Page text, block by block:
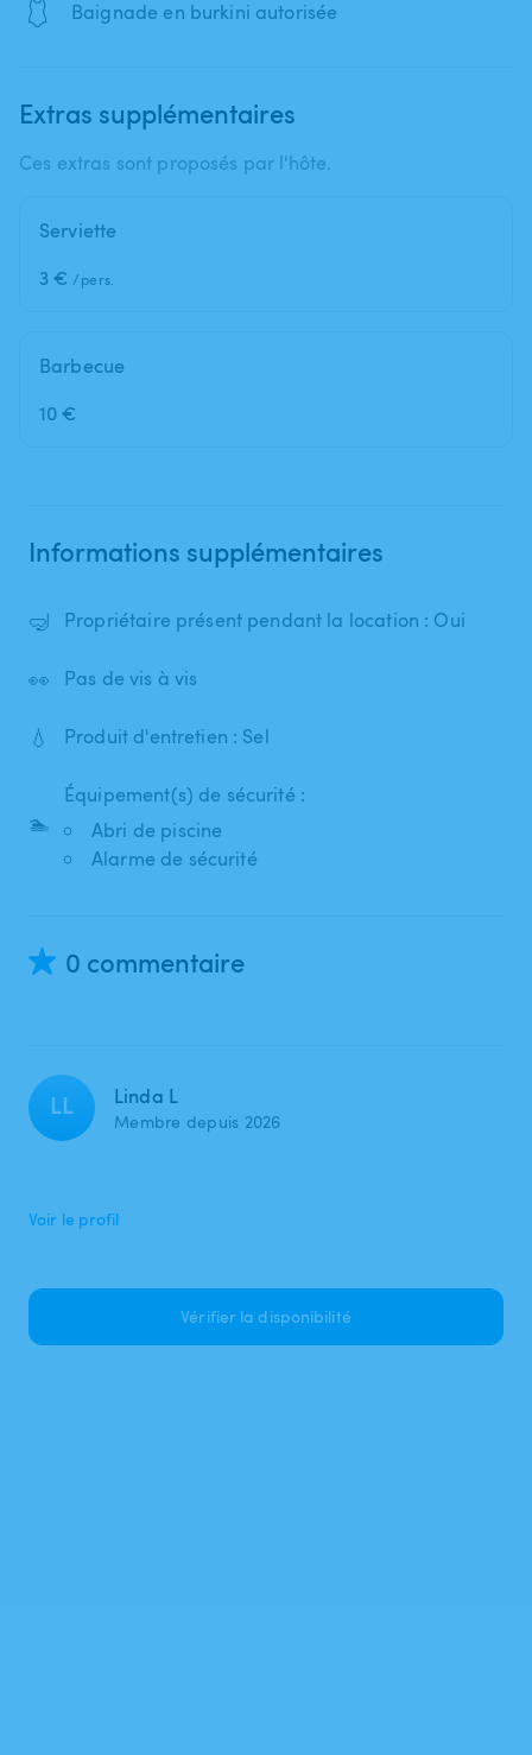
🩱 Baignade en burkini autorisée
Extras supplémentaires
Ces extras sont proposés par l'hôte.
Serviette
3 € /pers.
Barbecue
10 €
Informations supplémentaires
🤿 Propriétaire présent pendant la location : Oui
👀 Pas de vis à vis
💧 Produit d'entretien : Sel
🏊
Équipement(s) de sécurité :
Abri de piscine
Alarme de sécurité
0 commentaire
LL Linda L
Membre depuis 2026
Voir le profil
Vérifier la disponibilité